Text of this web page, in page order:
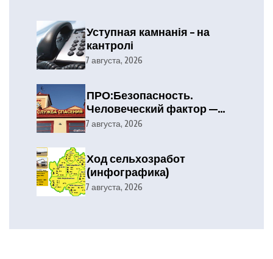
Уступная камнанія – на
кантролі
7 августа, 2026
ПРО:Безопасность.
Человеческий фактор —
главная причина лесных
7 августа, 2026
Ход сельхозработ
(инфографика)
7 августа, 2026